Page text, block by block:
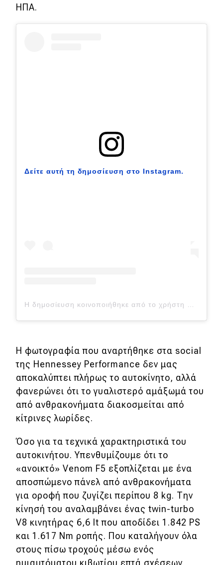
Συγκρίνουμε
Νέα
Παρουσιάσεις
MOTO
Μεταχειρισμένο
Οδηγός αγοράς
Χρηστικά
Συμβουλές
ΚΤΕΟ
Οδική βοήθεια
ΗΠΑ.
Δείτε αυτή τη δημοσίευση στο Instagram.
Η φωτογραφία που αναρτήθηκε στα social
της Hennessey Performance δεν μας
αποκαλύπτει πλήρως το αυτοκίνητο, αλλά
φανερώνει ότι το γυαλιστερό αμάξωμά του
από ανθρακονήματα διακοσμείται από
κίτρινες λωρίδες.
Όσο για τα τεχνικά χαρακτηριστικά του
αυτοκινήτου. Υπενθυμίζουμε ότι το
«ανοικτό» Venom F5 εξοπλίζεται με ένα
αποσπώμενο πάνελ από ανθρακονήματα
για οροφή που ζυγίζει περίπου 8 kg. Την
κίνησή του αναλαμβάνει ένας twin-turbo
V8 κινητήρας 6,6 lt που αποδίδει 1.842 PS
και 1.617 Nm ροπής. Που καταλήγουν όλα
στους πίσω τροχούς μέσω ενός
ημιαυτόματου κιβωτίου επτά σχέσεων,